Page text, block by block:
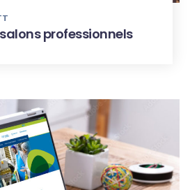
professionnels